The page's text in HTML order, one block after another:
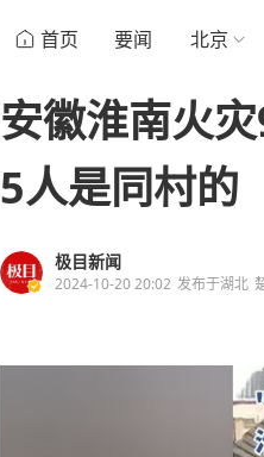
首页 要闻 北京
安徽淮南火
5人是同村的
极目新闻
2024-10-20 20:02 发布于湖北